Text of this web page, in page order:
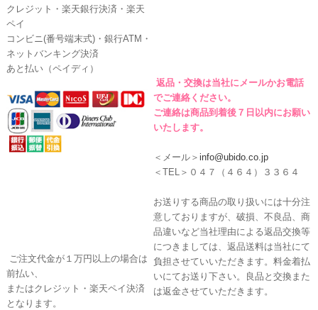
クレジット・楽天銀行決済・楽天
ペイ
コンビニ(番号端末式)・銀行ATM・
ネットバンキング決済
あと払い（ペイディ）
返品・交換は当社にメールかお電話
でご連絡ください。
ご連絡は商品到着後７日以内にお願い
いたします。
＜メール＞ info@ubido.co.jp
＜TEL＞０４７（４６４）３３６４
ご注文代金が１万円以上の場合は
前払い、
またはクレジット・楽天ペイ決済
となります。
お送りする商品の取り扱いには十分注
意しておりますが、破損、不良品、商
品違いなど当社理由による返品交換等
につきましては、返品送料は当社にて
負担させていいただきます。料金着払
いにてお送り下さい。良品と交換また
は返金させていただきます。